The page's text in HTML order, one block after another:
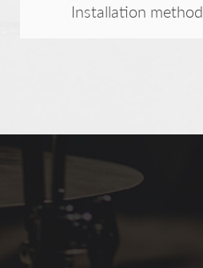
Installation method